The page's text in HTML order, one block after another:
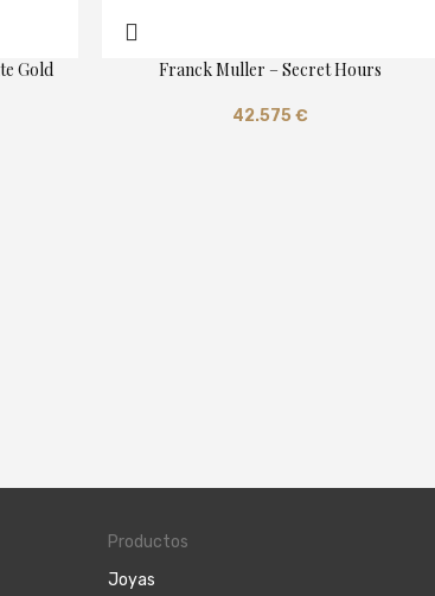
Gold
Franck Muller – Secret Hours
42.575 €
Productos
Joyas